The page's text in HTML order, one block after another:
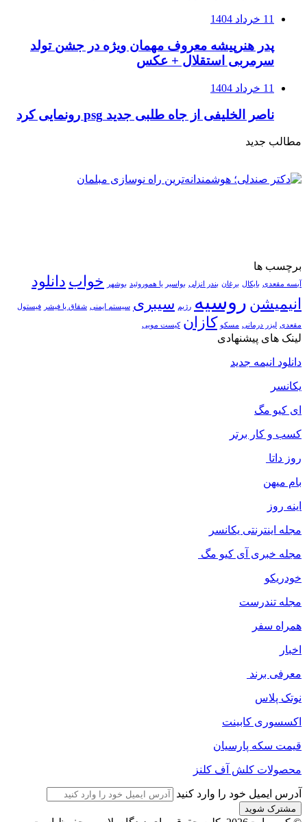
11 خرداد 1404
پدر هنرپیشه معروف مهمان ویژه در جشن تولد
سرمربی استقلال + عکس
11 خرداد 1404
ناصر الخلیفی از جاه طلبی جدید psg رونمایی کرد
مطالب جدید
برچسب ها
آبسه مقعدی بایکال برغان بندر انزلی بواسیر یا هموروئید بوشهر خواب دانلود
انیمیشن روسیه رژیم سیبری سیستم ایمنی شقاق یا فیشر فیستول
مقعدی لیزر درمانی مسکو کازان کیست مویی
لینک های پیشنهادی
دانلود انیمه جدید
یکانسر
ای کیو مگ
کسب و کار برتر
روز داتا
بام میهن
اینه روز
مجله اینترنتی یکانسر
مجله خبری آی کیو مگ
خودریکو
مجله‌ تندرست
همراه سفر
اخبار
معرفی برند
نوتک پلاس
اکسسوری کابینت
قیمت سکه پارسیان
محصولات کلش آف کلنز
آدرس ایمیل خود را وارد کنید